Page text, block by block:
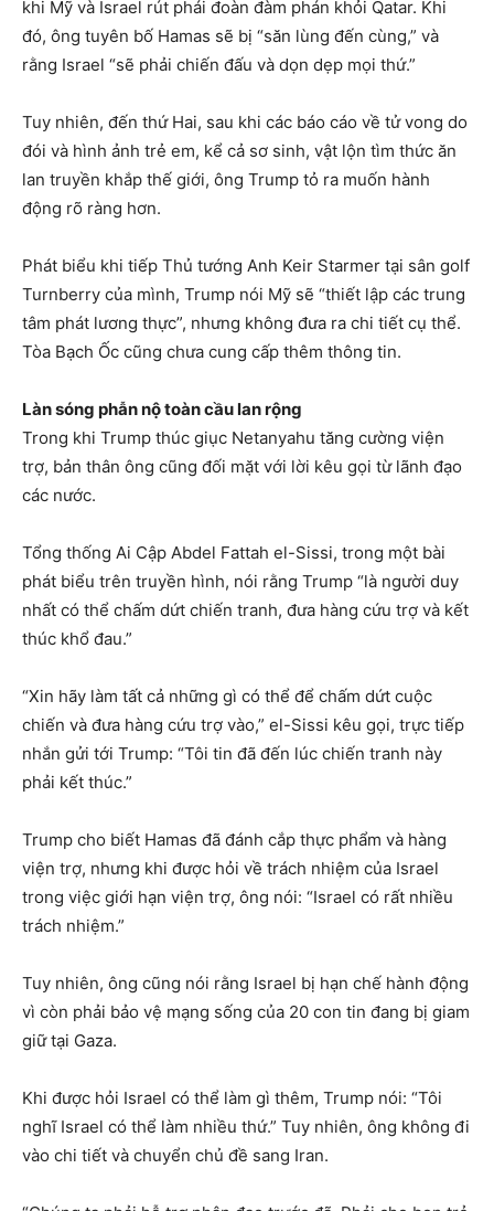
khi Mỹ và Israel rút phái đoàn đàm phán khỏi Qatar. Khi
đó, ông tuyên bố Hamas sẽ bị “săn lùng đến cùng,” và
rằng Israel “sẽ phải chiến đấu và dọn dẹp mọi thứ.”
Tuy nhiên, đến thứ Hai, sau khi các báo cáo về tử vong do
đói và hình ảnh trẻ em, kể cả sơ sinh, vật lộn tìm thức ăn
lan truyền khắp thế giới, ông Trump tỏ ra muốn hành
động rõ ràng hơn.
Phát biểu khi tiếp Thủ tướng Anh Keir Starmer tại sân golf
Turnberry của mình, Trump nói Mỹ sẽ “thiết lập các trung
tâm phát lương thực”, nhưng không đưa ra chi tiết cụ thể.
Tòa Bạch Ốc cũng chưa cung cấp thêm thông tin.
Làn sóng phẫn nộ toàn cầu lan rộng
Trong khi Trump thúc giục Netanyahu tăng cường viện
trợ, bản thân ông cũng đối mặt với lời kêu gọi từ lãnh đạo
các nước.
Tổng thống Ai Cập Abdel Fattah el-Sissi, trong một bài
phát biểu trên truyền hình, nói rằng Trump “là người duy
nhất có thể chấm dứt chiến tranh, đưa hàng cứu trợ và kết
thúc khổ đau.”
“Xin hãy làm tất cả những gì có thể để chấm dứt cuộc
chiến và đưa hàng cứu trợ vào,” el-Sissi kêu gọi, trực tiếp
nhắn gửi tới Trump: “Tôi tin đã đến lúc chiến tranh này
phải kết thúc.”
Trump cho biết Hamas đã đánh cắp thực phẩm và hàng
viện trợ, nhưng khi được hỏi về trách nhiệm của Israel
trong việc giới hạn viện trợ, ông nói: “Israel có rất nhiều
trách nhiệm.”
Tuy nhiên, ông cũng nói rằng Israel bị hạn chế hành động
vì còn phải bảo vệ mạng sống của 20 con tin đang bị giam
giữ tại Gaza.
Khi được hỏi Israel có thể làm gì thêm, Trump nói: “Tôi
nghĩ Israel có thể làm nhiều thứ.” Tuy nhiên, ông không đi
vào chi tiết và chuyển chủ đề sang Iran.